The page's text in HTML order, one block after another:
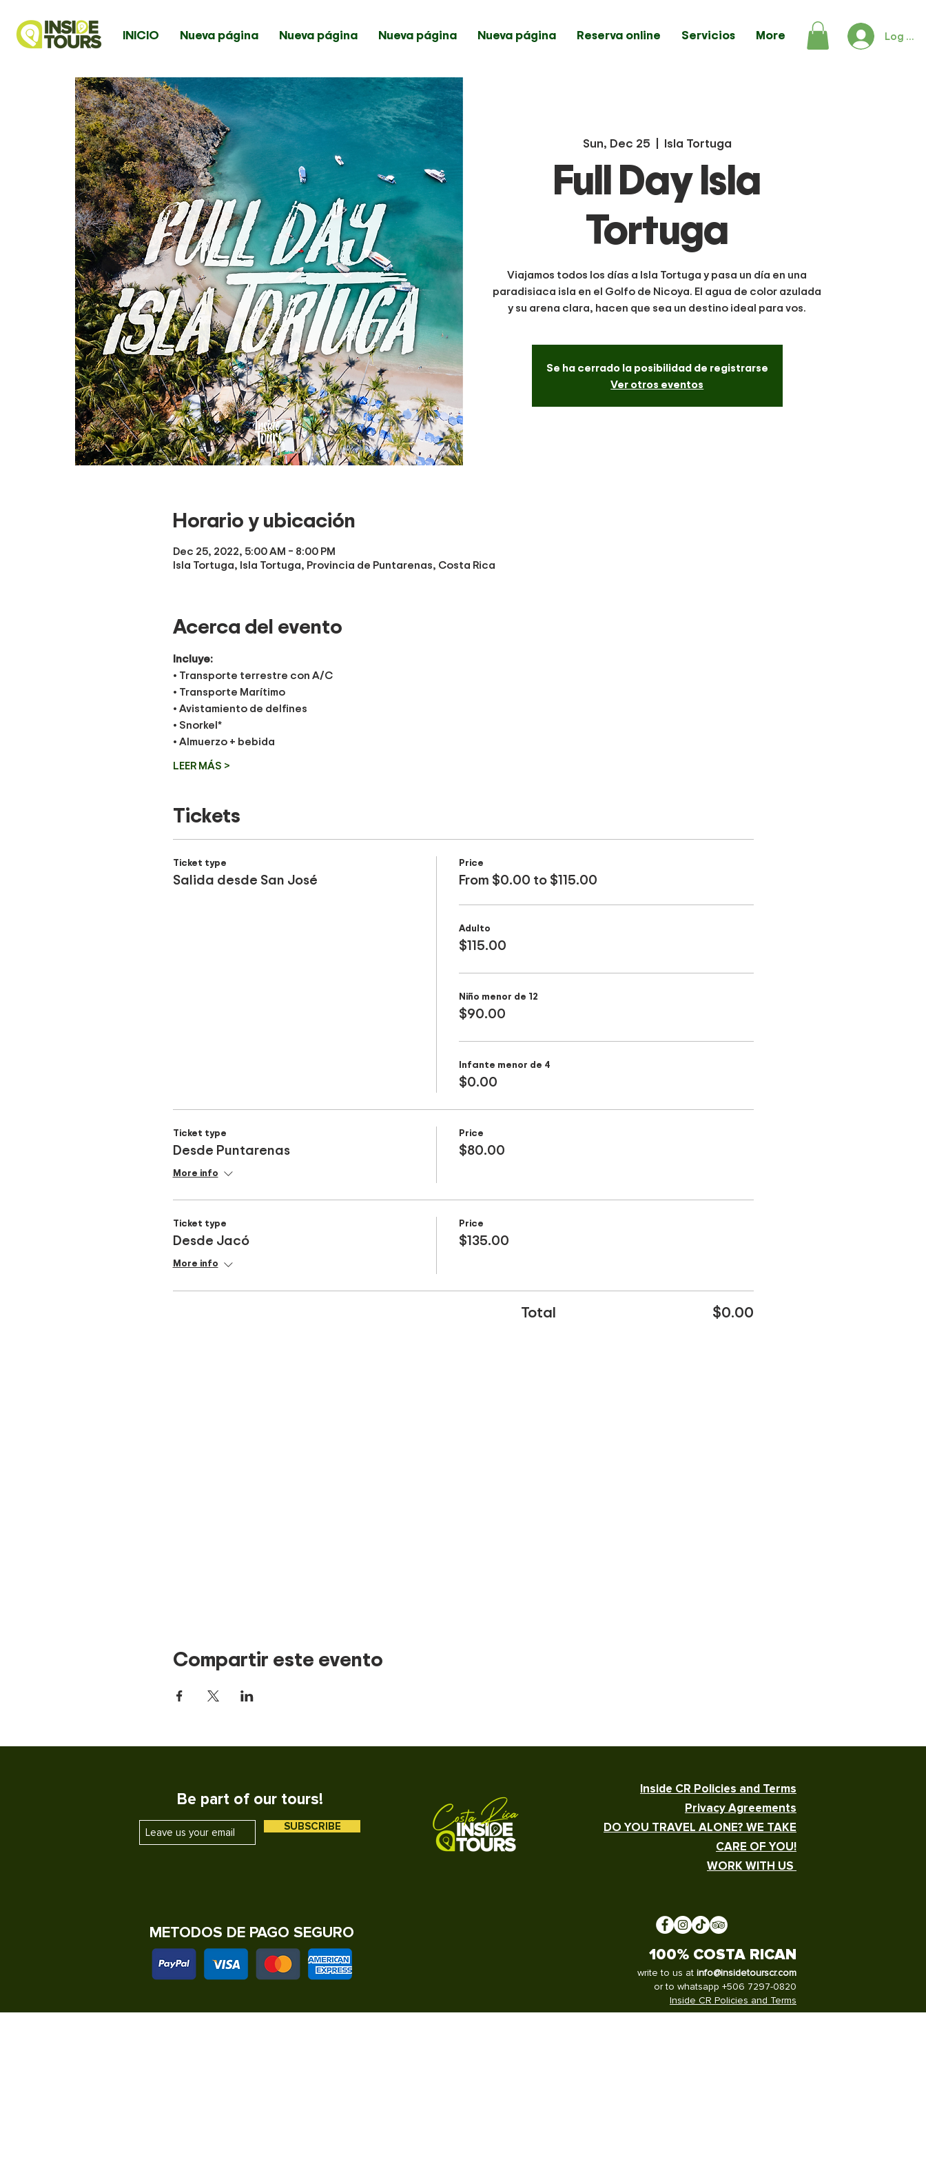
INICIO Nueva página Nueva página Nueva página Nueva página Reserva online Servicios More Log In
Sun, Dec 25
  |
Isla Tortuga
Full Day Isla
Tortuga
Viajamos todos los días a Isla Tortuga y pasa un día en una
paradisiaca isla en el Golfo de Nicoya. El agua de color azulada
y su arena clara, hacen que sea un destino ideal para vos.
Se ha cerrado la posibilidad de registrarse
Ver otros eventos
Horario y ubicación
Dec 25, 2022, 5:00 AM – 8:00 PM
Isla Tortuga, Isla Tortuga, Provincia de Puntarenas, Costa Rica
Acerca del evento
Incluye:
• Transporte terrestre con A/C
• Transporte Marítimo
• Avistamiento de delfines
• Snorkel*
• Almuerzo + bebida
LEER MÁS >
Tickets
Ticket type
Salida desde San José
Price
From $0.00 to $115.00
Adulto
$115.00
Niño menor de 12
$90.00
Infante menor de 4
$0.00
Ticket type
Desde Puntarenas
More info
Price
$80.00
Ticket type
Desde Jacó
More info
Price
$135.00
Total $0.00
Compartir este evento
Be part of our tours!
SUBSCRIBE
Inside CR Policies and Terms
Privacy Agreements
DO YOU TRAVEL ALONE? WE TAKE
CARE OF YOU!
WORK WITH US
METODOS DE PAGO SEGURO
100% COSTA RICAN
write to us at info@insidetourscr.com
or to whatsapp +506 7297-0820
Inside CR Policies and Terms